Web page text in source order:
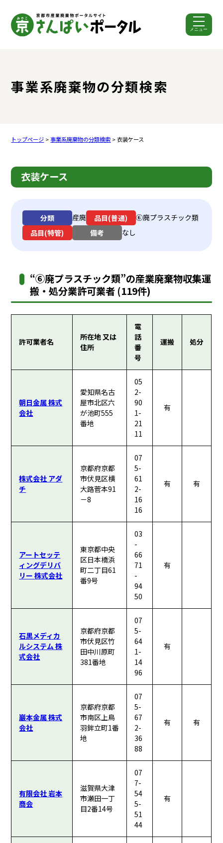
メニュー
事業系廃棄物の分類検索
トップページ >事業系廃棄物の分類検索 > 衣装ケース
衣装ケース
分類 産廃 品目(普通)
⑥廃プラスチック類
品目(特管)
備考 なし
“⑥廃プラスチック類”の産業廃棄物収集運
搬・処分業許可業者 (119件)
許可業者名
所在地 又は
住所
電
話
番
号
運搬 処分
朝日金属 株式
会社
愛知県名古
屋市北区六
が池町555
番地
05
2-
90
1-
21
11
有
株式会社 アダ
チ
京都府京都
市伏見区横
大路菅本91
－8
07
5-
61
2-
16
16
有 有
アートセッテ
ィングデリバ
リー 株式会社
東京都中央
区日本橋浜
町二丁目61
番9号
03
-
66
71
-
94
50
有
石黒メディカ
ルシステム 株
式会社
京都府京都
市伏見区竹
田中川原町
381番地
07
5-
64
1-
14
96
有
巖本金属 株式
会社
京都府京都
市南区上鳥
羽鉾立町1番
地
07
5-
67
2-
36
88
有 有
有限会社 岩本
商会
滋賀県大津
市瀬田一丁
目2番14号
07
7-
54
5-
51
44
有